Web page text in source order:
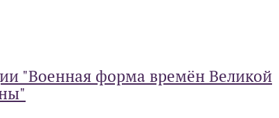
"Военная форма времён Великой